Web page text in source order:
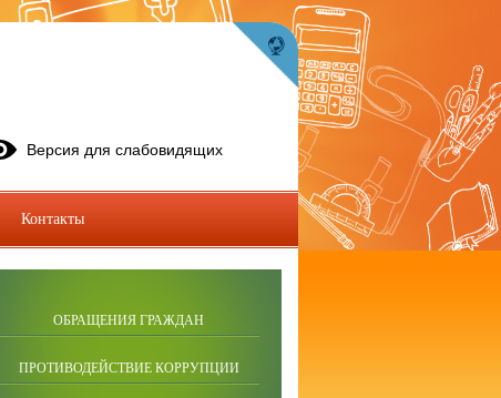
ОБРАЩЕНИЯ ГРАЖДАН
ПРОТИВОДЕЙСТВИЕ КОРРУПЦИИ
Версия для слабовидящих
Контакты